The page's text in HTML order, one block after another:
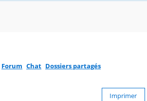
Forum Chat Dossiers partagés
Imprimer